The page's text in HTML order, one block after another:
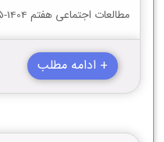
مطالعات اجتماعی هفتم 1404-1405
+ ادامه مطلب